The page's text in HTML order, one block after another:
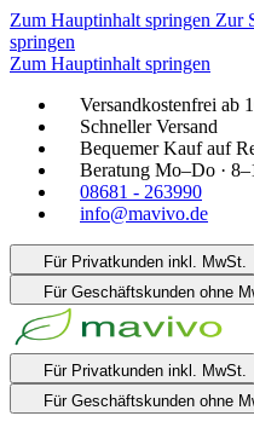
Zum Hauptinhalt springen Zur
springen
Zum Hauptinhalt springen
Versandkostenfrei ab
Schneller Versand
Bequemer Kauf auf
Beratung Mo–Do ·
08681 - 263990
info@mavivo.de
Für Privatkunden inkl. MwSt.
Für Geschäftskunden ohne
Für Privatkunden inkl. MwSt.
Für Geschäftskunden ohne